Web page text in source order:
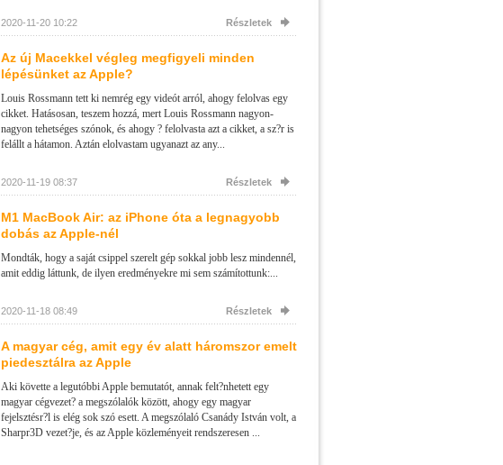
2020-11-20 10:22 Részletek
Az új Macekkel végleg megfigyeli minden
lépésünket az Apple?
Louis Rossmann tett ki nemrég egy videót arról, ahogy felolvas egy
cikket. Hatásosan, teszem hozzá, mert Louis Rossmann nagyon-
nagyon tehetséges szónok, és ahogy ? felolvasta azt a cikket, a sz?r is
felállt a hátamon. Aztán elolvastam ugyanazt az any...
2020-11-19 08:37 Részletek
M1 MacBook Air: az iPhone óta a legnagyobb
dobás az Apple-nél
Mondták, hogy a saját csippel szerelt gép sokkal jobb lesz mindennél,
amit eddig láttunk, de ilyen eredményekre mi sem számítottunk:...
2020-11-18 08:49 Részletek
A magyar cég, amit egy év alatt háromszor emelt
piedesztálra az Apple
Aki követte a legutóbbi Apple bemutatót, annak felt?nhetett egy
magyar cégvezet? a megszólalók között, ahogy egy magyar
fejelsztésr?l is elég sok szó esett. A megszólaló Csanády István volt, a
Sharpr3D vezet?je, és az Apple közleményeit rendszeresen ...